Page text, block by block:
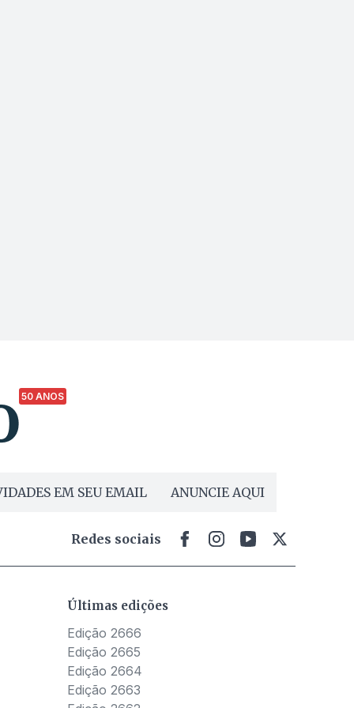
50 ANOS
EM SEU EMAIL ANUNCIE AQUI
Redes sociais
Últimas edições
Edição 2666
Edição 2665
Edição 2664
Edição 2663